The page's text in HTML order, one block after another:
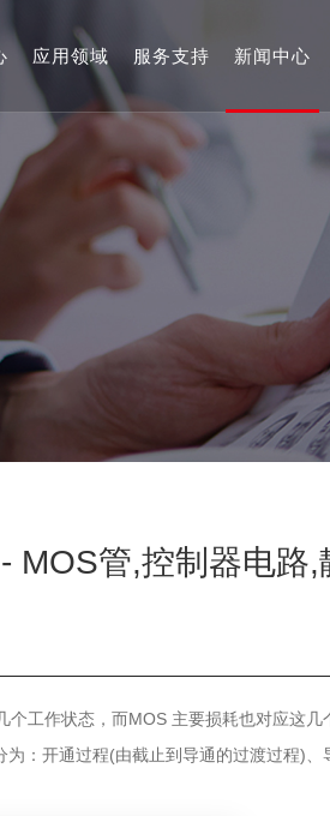
应用领域 服务支持 新闻中心
MOS管,控制器电路,
工作状态，而MOS 主要损耗也对应这几
：开通过程(由截止到导通的过渡过程)、